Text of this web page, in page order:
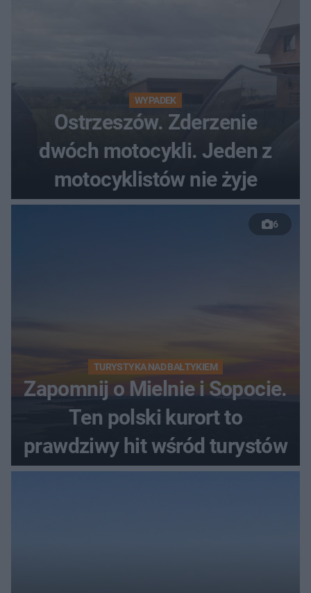
WYPADEK
Ostrzeszów. Zderzenie
dwóch motocykli. Jeden z
motocyklistów nie żyje
6
TURYSTYKA NAD BAŁTYKIEM
Zapomnij o Mielnie i Sopocie.
Ten polski kurort to
prawdziwy hit wśród turystów